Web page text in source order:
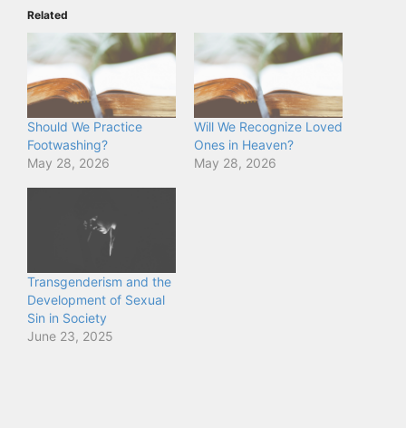
Related
Should We Practice
Footwashing?
May 28, 2026
Will We Recognize Loved
Ones in Heaven?
May 28, 2026
Transgenderism and the
Development of Sexual
Sin in Society
June 23, 2025